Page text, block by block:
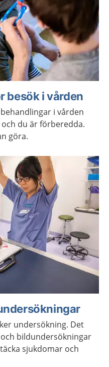
besök i vården
i vården
du är förberedda.
göra.
undersökning. Det
bildundersökningar
sjukdomar och